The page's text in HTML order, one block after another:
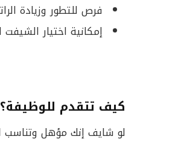
فرص للتطور وزيادة
إمكانية اختيار
كيف تتقدم للوظيفة؟
لو شايف إنك مؤهل وتناسب